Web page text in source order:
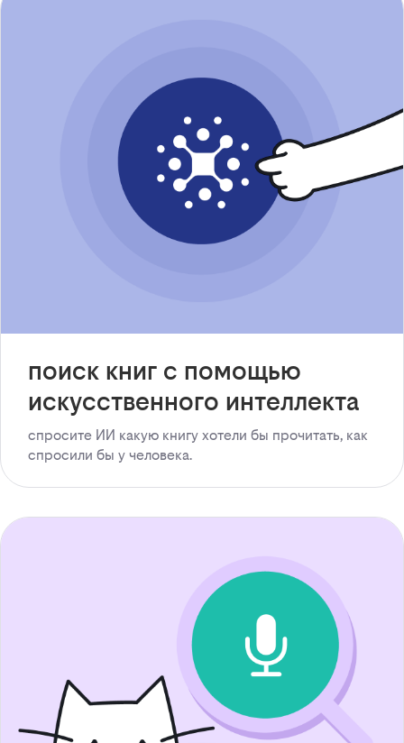
поиск книг с помощью
искусственного интеллекта
спросите ИИ какую книгу хотели бы прочитать, как
спросили бы у человека.